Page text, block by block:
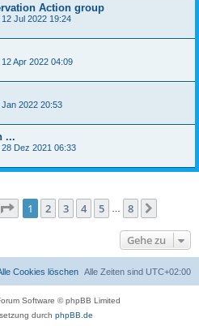
Action group
12 Jul 2022 19:24
12 Apr 2022 04:09
Jan 2022 20:53
...
28 Dez 2021 06:33
Seite 1von
1 2 3 4 5 8
Gehe zu
Alle Zeiten sind UTC+02:00
Cookies löschen
Software © phpBB Limited
durch phpBB.de